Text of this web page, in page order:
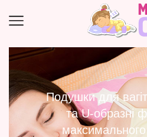
Подушки для
та U-образні